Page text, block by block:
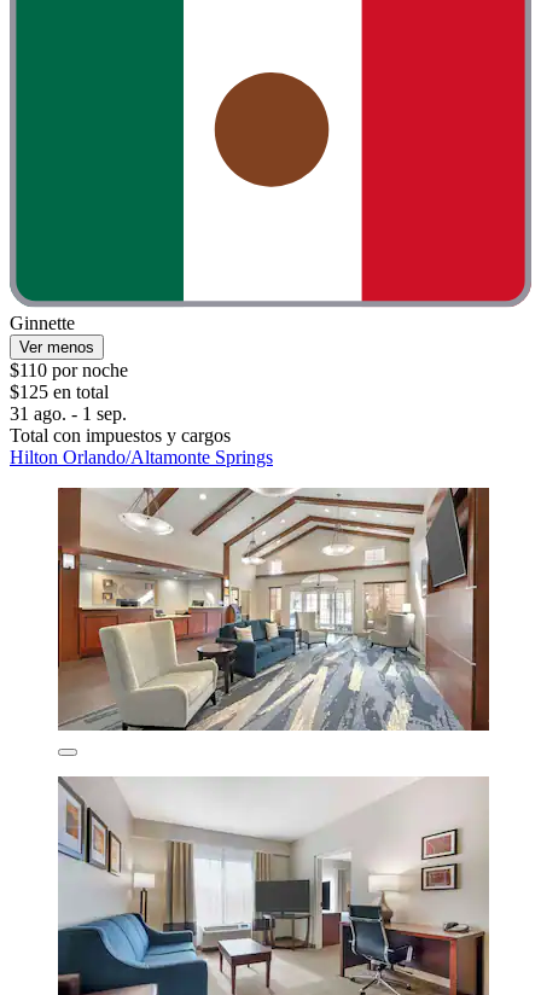
Ginnette
Ver menos
$110 por noche
$125 en total
31 ago. - 1 sep.
Total con impuestos y cargos
Hilton Orlando/Altamonte Springs